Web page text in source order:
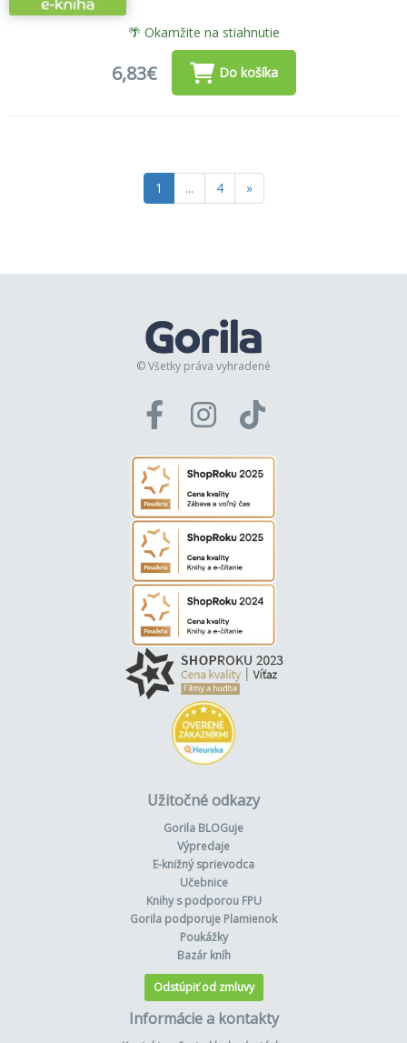
🌴 Okamžite na stiahnutie
6,83€ Do košíka
1 ... 4 »
© Všetky práva vyhradené
Užitočné odkazy
Gorila BLOGuje
Výpredaje
E-knižný sprievodca
Učebnice
Knihy s podporou FPU
Gorila podporuje Plamienok
Poukážky
Bazár kníh
Odstúpiť od zmluvy
Informácie a kontakty